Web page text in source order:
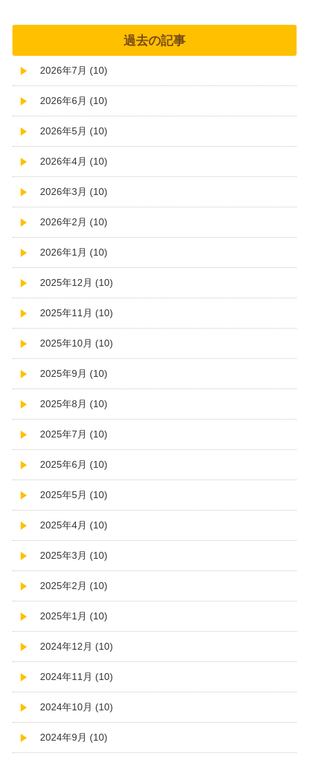
過去の記事
2026年7月 (10)
2026年6月 (10)
2026年5月 (10)
2026年4月 (10)
2026年3月 (10)
2026年2月 (10)
2026年1月 (10)
2025年12月 (10)
2025年11月 (10)
2025年10月 (10)
2025年9月 (10)
2025年8月 (10)
2025年7月 (10)
2025年6月 (10)
2025年5月 (10)
2025年4月 (10)
2025年3月 (10)
2025年2月 (10)
2025年1月 (10)
2024年12月 (10)
2024年11月 (10)
2024年10月 (10)
2024年9月 (10)